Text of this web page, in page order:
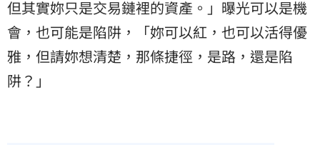
但其實妳只是交易鏈裡的資產。」曝光可以是機
會，也可能是陷阱，「妳可以紅，也可以活得優
雅，但請妳想清楚，那條捷徑，是路，還是陷
阱？」